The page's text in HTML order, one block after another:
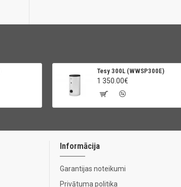
Tesy 300L (WWSP300E)
1 350.00€
Informācija
Garantijas noteikumi
Privātuma politika